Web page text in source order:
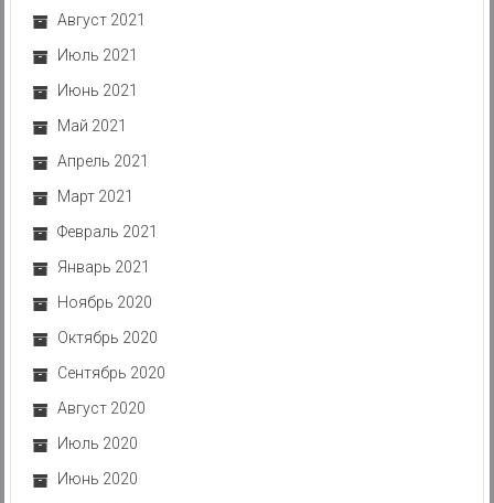
Август 2021
Июль 2021
Июнь 2021
Май 2021
Апрель 2021
Март 2021
Февраль 2021
Январь 2021
Ноябрь 2020
Октябрь 2020
Сентябрь 2020
Август 2020
Июль 2020
Июнь 2020